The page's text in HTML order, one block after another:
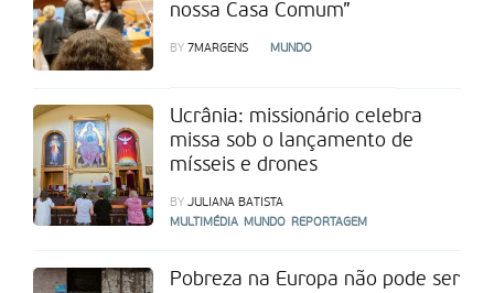
nossa Casa Comum”
BY 7MARGENS MUNDO
Ucrânia: missionário celebra
missa sob o lançamento de
mísseis e drones
BYJULIANA BATISTA
MULTIMÉDIA MUNDO REPORTAGEM
Pobreza na Europa não pode ser